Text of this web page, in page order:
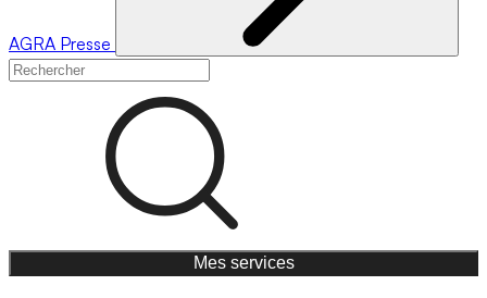
AGRA Presse
Mes services